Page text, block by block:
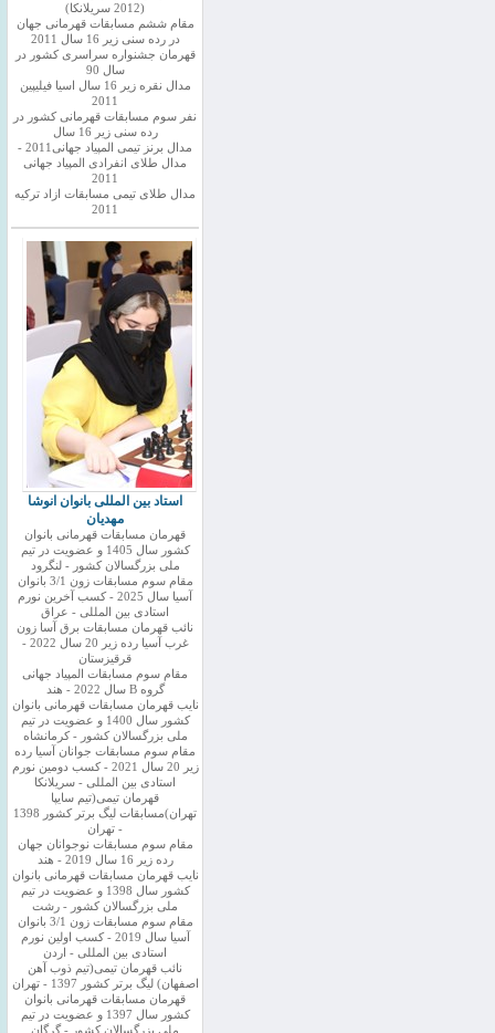
(2012 سريلانكا)
مقام ششم مسابقات قهرمانی جهان
در رده سنی زیر 16 سال 2011
قهرمان جشنواره سراسری کشور در
سال 90
مدال نقره زیر 16 سال اسیا فیلیپین
2011
نفر سوم مسابقات قهرمانی کشور در
رده سنی زیر 16 سال
مدال برنز تیمی المپیاد جهانی2011 -
مدال طلای انفرادی المپیاد جهانی
2011
مدال طلای تیمی مسابقات ازاد ترکیه
2011
استاد بین المللی بانوان انوشا
مهدیان
قهرمان مسابقات قهرمانی بانوان
کشور سال 1405 و عضویت در تیم
ملی بزرگسالان کشور - لنگرود
مقام سوم مسابقات زون 3/1 بانوان
آسیا سال 2025 - کسب آخرین نورم
استادی بین المللی - عراق
نائب قهرمان مسابقات برق آسا زون
غرب آسیا رده زیر 20 سال 2022 -
قرقیزستان
مقام سوم مسابقات المپیاد جهانی
گروه B سال 2022 - هند
نایب قهرمان مسابقات قهرمانی بانوان
کشور سال 1400 و عضویت در تیم
ملی بزرگسالان کشور - کرمانشاه
مقام سوم مسابقات جوانان آسیا رده
زیر 20 سال 2021 - کسب دومین نورم
استادی بین المللی - سریلانکا
قهرمان تیمی(تیم سایپا
تهران)مسابقات لیگ برتر کشور 1398
- تهران
مقام سوم مسابقات نوجوانان جهان
رده زیر 16 سال 2019 - هند
نایب قهرمان مسابقات قهرمانی بانوان
کشور سال 1398 و عضویت در تیم
ملی بزرگسالان کشور - رشت
مقام سوم مسابقات زون 3/1 بانوان
آسیا سال 2019 - کسب اولین نورم
استادی بین المللی - اردن
نائب قهرمان تیمی(تیم ذوب آهن
اصفهان) لیگ برتر کشور 1397 - تهران
قهرمان مسابقات قهرمانی بانوان
کشور سال 1397 و عضویت در تیم
ملی بزرگسالان کشور - گرگان